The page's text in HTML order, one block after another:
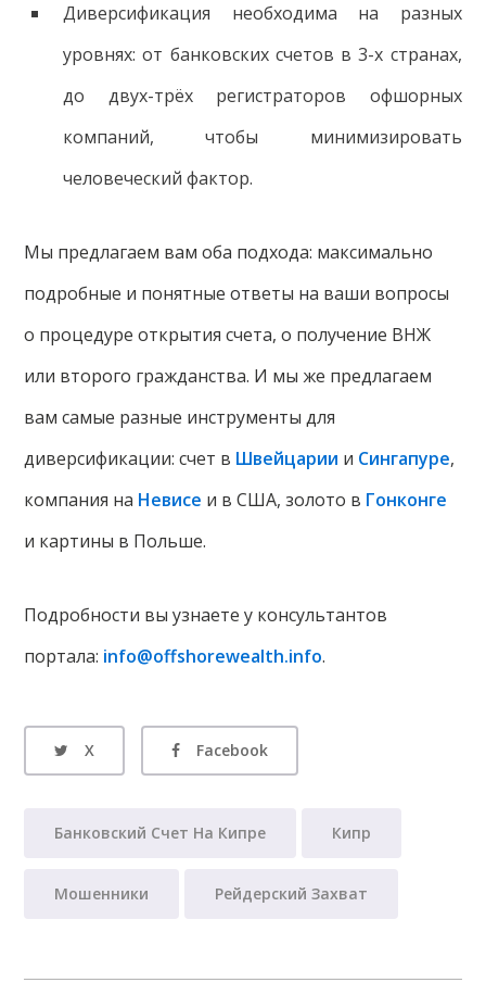
Диверсификация необходима на разных
уровнях: от банковских счетов в 3-х странах,
до двух-трёх регистраторов офшорных
компаний, чтобы минимизировать
человеческий фактор.
Мы предлагаем вам оба подхода: максимально
подробные и понятные ответы на ваши вопросы
о процедуре открытия счета, о получение ВНЖ
или второго гражданства. И мы же предлагаем
вам самые разные инструменты для
диверсификации: счет в Швейцарии и Сингапуре,
компания на Невисе и в США, золото в Гонконге
и картины в Польше.
Подробности вы узнаете у консультантов
портала: info@offshorewealth.info.
X Facebook
Банковский Счет На Кипре Кипр
Мошенники Рейдерский Захват